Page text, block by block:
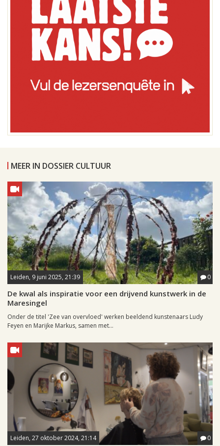
MEER IN DOSSIER CULTUUR
Leiden, 9 juni 2025, 21:39 0
De kwal als inspiratie voor een drijvend kunstwerk in de
Maresingel
Onder de titel 'Zee van overvloed' werken beeldend kunstenaars Ludy
Feyen en Marijke Markus, samen met...
Leiden, 27 oktober 2024, 21:14 0